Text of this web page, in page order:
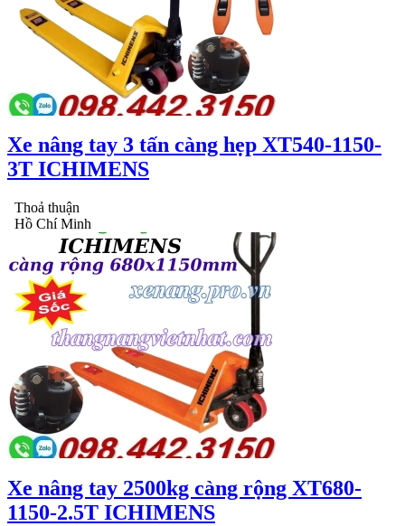
Xe nâng tay 3 tấn càng hẹp XT540-1150-
3T ICHIMENS
Thoả thuận
Hồ Chí Minh
Xe nâng tay 2500kg càng rộng XT680-
1150-2.5T ICHIMENS